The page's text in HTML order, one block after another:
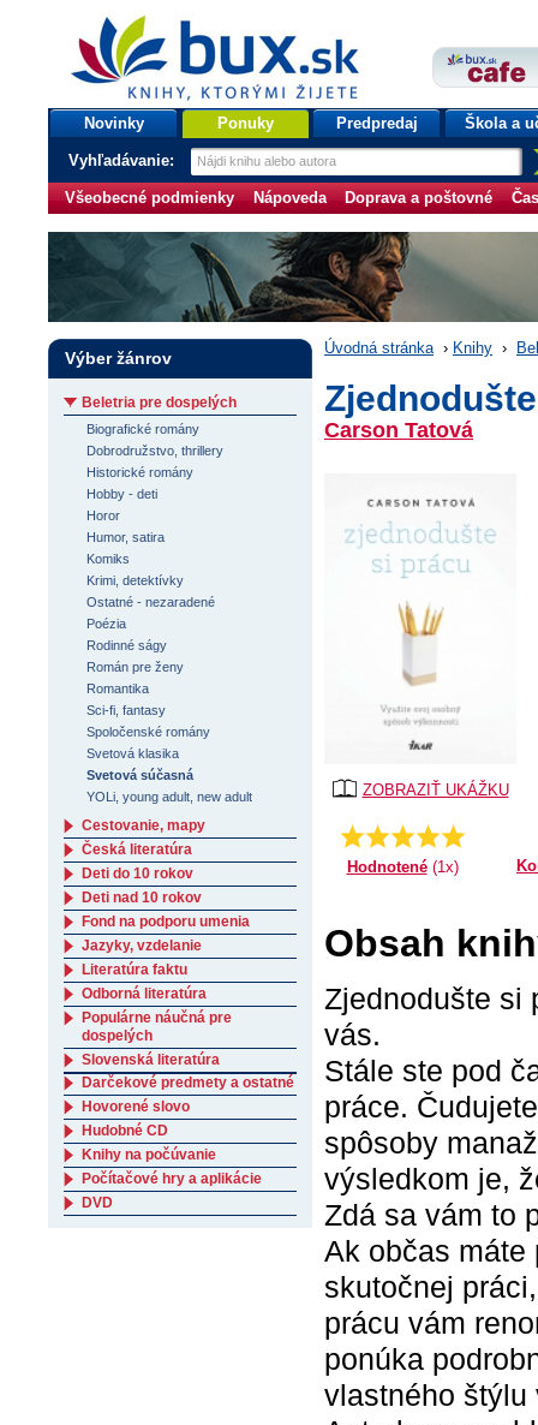
bux.sk
knihy, ktorými žijete
Úvodná stránka
Novinky Ponuky Predpredaj Škola a
Vyhľadávanie:
Všeobecné podmienky Nápoveda Doprava a poštovné
Úvodná stránka › Knihy ›
Carson Tatová
ZOBRAZIŤ UKÁŽKU
Priemer:
5.0
Hodnotené(1x)
Obsah
Zjednodušte si
vás.
Stále ste pod
práce.
spôsoby
výsledkom je,
Zdá sa vám to
Ak občas máte
skutočnej
prácu vám
ponúka
vlastného štýlu
Výber žánrov
Beletria pre dospelých
Biografické romány
Dobrodružstvo, thrillery
Historické romány
Hobby - deti
Horor
Humor, satira
Komiks
Krimi, detektívky
Ostatné - nezaradené
Poézia
Rodinné ságy
Román pre ženy
Romantika
Sci-fi, fantasy
Spoločenské romány
Svetová klasika
Svetová súčasná
YOLi, young adult, new adult
Cestovanie, mapy
Česká literatúra
Deti do 10 rokov
Deti nad 10 rokov
Fond na podporu umenia
Jazyky, vzdelanie
Literatúra faktu
Odborná literatúra
Populárne náučná pre
dospelých
Slovenská literatúra
Darčekové predmety a ostatné
Hovorené slovo
Hudobné CD
Knihy na počúvanie
Počítačové hry a aplikácie
DVD